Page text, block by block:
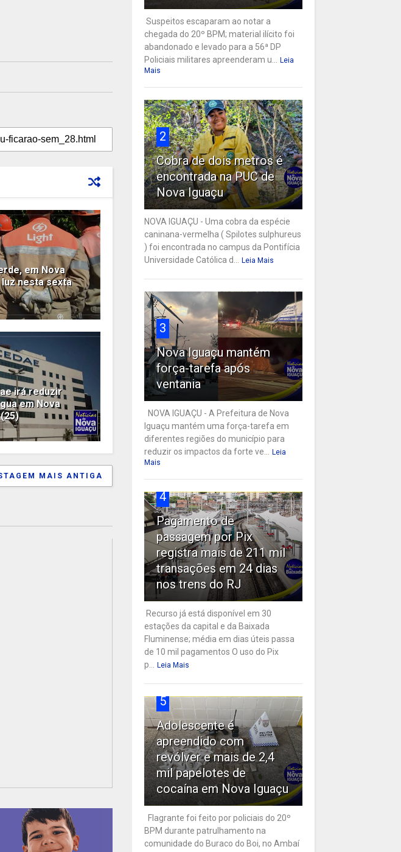
em Nova
nesta sexta
irá reduzir
em Nova
MAIS ANTIGA
Suspeitos escaparam ao notar a
chegada do 20º BPM; material ilícito foi
abandonado e levado para a 56ª DP
Policiais militares apreenderam u...
Leia
Mais
2
Cobra de dois metros é
encontrada na PUC de
Nova Iguaçu
NOVA IGUAÇU - Uma cobra da espécie
caninana-vermelha ( Spilotes sulphureus
) foi encontrada no campus da Pontifícia
Universidade Católica d...
Leia Mais
3
Nova Iguaçu mantém
força-tarefa após
ventania
NOVA IGUAÇU - A Prefeitura de Nova
Iguaçu mantém uma força-tarefa em
diferentes regiões do município para
reduzir os impactos da forte ve...
Leia
Mais
4
Pagamento de
passagem por Pix
registra mais de 211 mil
transações em 24 dias
nos trens do RJ
Recurso já está disponível em 30
estações da capital e da Baixada
Fluminense; média em dias úteis passa
de 10 mil pagamentos O uso do Pix
p...
Leia Mais
5
Adolescente é
apreendido com
revólver e mais de 2,4
mil papelotes de
cocaína em Nova Iguaçu
Flagrante foi feito por policiais do 20º
BPM durante patrulhamento na
comunidade do Buraco do Boi, no Ambaí